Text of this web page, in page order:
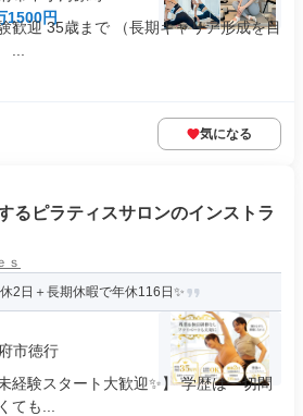
1500円
歓迎 35歳まで （長期キャリア形成を目
...
気になる
るピラティスサロンのインストラ
ｓ
2日＋長期休暇で年休116日✨
市徳行
験スタート大歓迎✨】 学歴は一切問
ても...